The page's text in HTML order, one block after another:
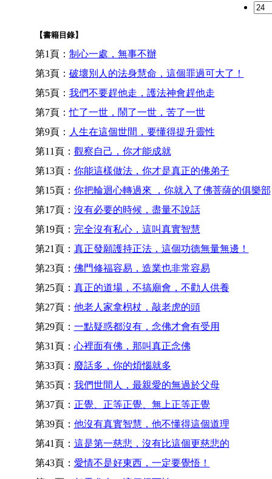
【書籍目錄】
第1頁： 制心一處，無事不辦
第3頁： 破壞別人的法身慧命，這個罪過可大了！
第5頁： 我們不要趕他走，護法神會趕他走
第7頁：忙了一世，鬧了一世，苦了一世
第9頁： 人生在這個世間，要懂得提升靈性
第11頁： 觀察自己，你才能成就
第13頁： 你能這樣做法，你才是真正的佛弟子
第15頁： 你把輪迴心轉過來 ，你就入了佛菩薩的俱樂部
第17頁： 沒有必要的時候，盡量不說話
第19頁： 完全沒有私心，這叫真實智慧
第21頁： 真正發願護持正法，這個功德無量無邊！
第23頁： 佛門修福容易，造業也非常容易
第25頁： 真正的道場，不搞廟會，不勸人供養
第27頁： 他老人家拿枴杖，敲老虎的頭
第29頁： 一點疑惑都沒有，念佛才會有受用
第31頁： 心裡面有佛，那叫真正念佛
第33頁： 廢話多，你的煩惱就多
第35頁： 我們世間人，最親愛的無過於父母
第37頁： 正覺、正等正覺、無上正等正覺
第39頁： 他沒有真實智慧，他不懂得這個道理
第41頁： 這是第一慈悲，沒有比這個更慈悲的
第43頁： 愛情不是好東西，一定要覺悟！